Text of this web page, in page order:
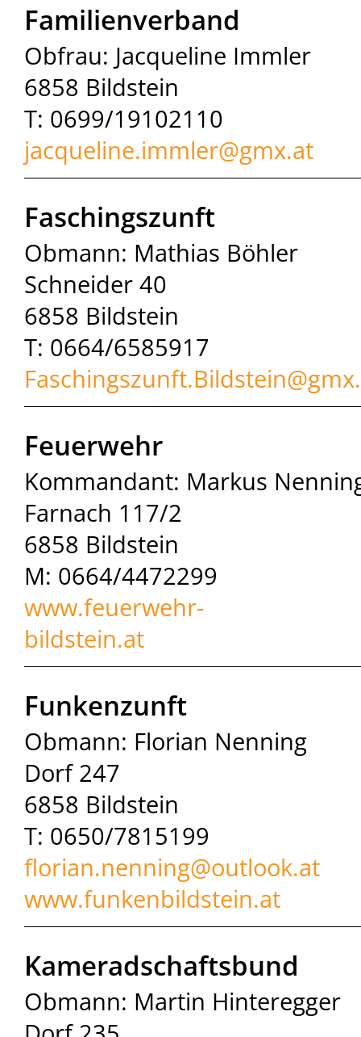
Familienverband
Obfrau: Jacqueline Immler
6858 Bildstein
T: 0699/19102110
jacqueline.immler@gmx.at
Faschingszunft
Obmann: Mathias Böhler
Schneider 40
6858 Bildstein
T: 0664/6585917
Faschingszunft.Bildstein@
Feuerwehr
Kommandant: Markus
Farnach 117/2
6858 Bildstein
M: 0664/4472299
www.feuerwehr-
bildstein.at
Funkenzunft
Obmann: Florian Nenning
Dorf 247
6858 Bildstein
T: 0650/7815199
florian.nenning@outlook.at
www.funkenbildstein.at
Kameradschaftsbund
Obmann: Martin Hinteregger